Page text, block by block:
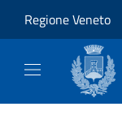
Regione Veneto